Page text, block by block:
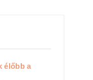
élőbb a